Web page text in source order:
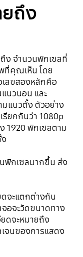
ยถึง
ง จำนวนพิกเซลที่
ที่คุณเห็น โดย
เลขสองหลักคือ
นวนอน และ
แนวตั้ง ตัวอย่าง
รียกกันว่า 1080p
1920 พิกเซลตาม
พิกเซลมากขึ้น ส่ง
จะแตกต่างกัน
อจะวัดขนาดทาง
ดจะหมายถึง
จนของการแสดง